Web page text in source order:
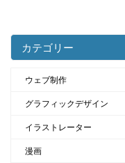
カテゴリー
ウェブ制作
グラフィックデザイン
イラストレーター
漫画